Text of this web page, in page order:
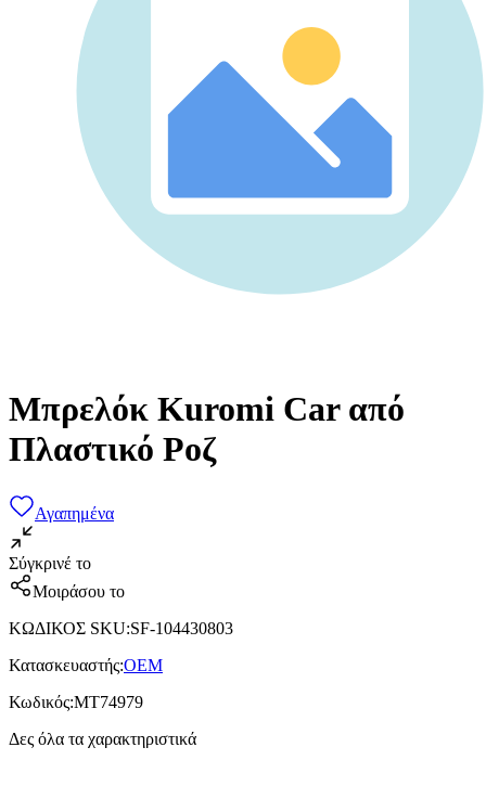
Μπρελόκ Kuromi Car από
Πλαστικό Ροζ
Αγαπημένα
Σύγκρινέ το
Μοιράσου το
ΚΩΔΙΚΟΣ SKU:SF-104430803
Κατασκευαστής:OEM
Κωδικός:MT74979
Δες όλα τα χαρακτηριστικά